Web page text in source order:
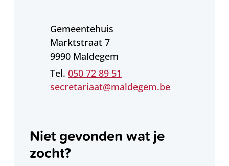
AdresGemeentehuis
Marktstraat 7
,9990 Maldegem
050 72 89 51
E-mailsecretariaat@maldegem.be
Niet gevonden wat je
zocht?